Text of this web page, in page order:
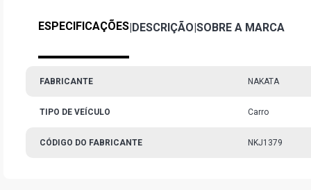
ESPECIFICAÇÕES|DESCRIÇÃO|SOBRE A MARCA
FABRICANTE NAKATA
TIPO DE VEÍCULO Carro
CÓDIGO DO FABRICANTE NKJ1379